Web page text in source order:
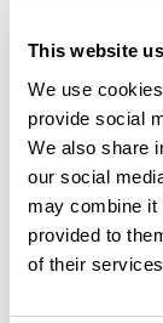
This website
We use
provide social
We also share
our social
may combine it
provided to
of their
Découvrez ce